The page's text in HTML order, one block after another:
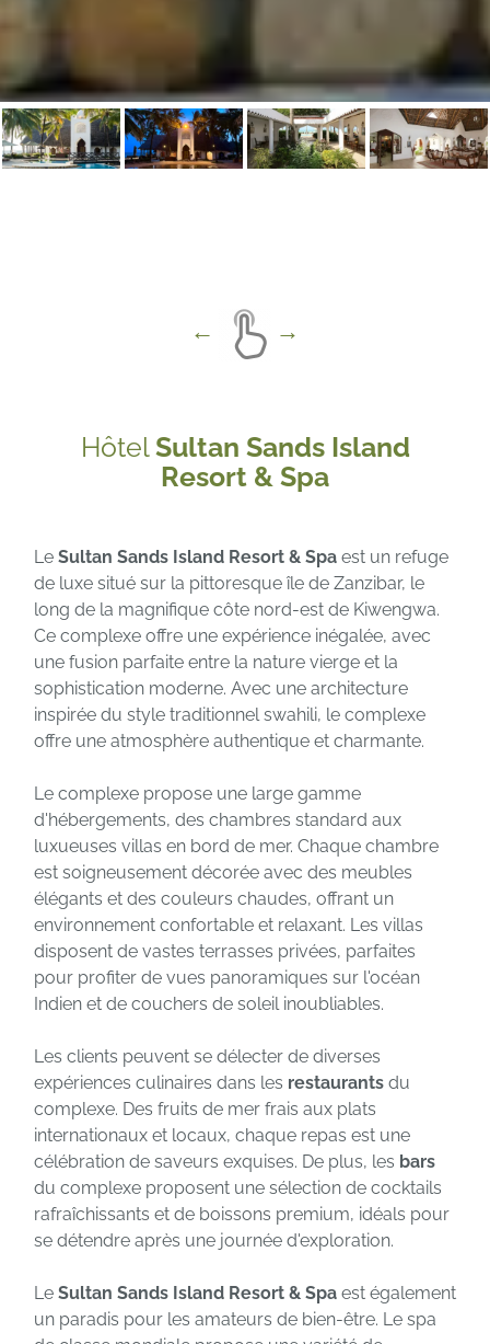
HôtelSultan Sands Island
Resort & Spa
Le Sultan Sands Island Resort & Spa est un refuge
de luxe situé sur la pittoresque île de Zanzibar, le
long de la magnifique côte nord-est de Kiwengwa.
Ce complexe offre une expérience inégalée, avec
une fusion parfaite entre la nature vierge et la
sophistication moderne. Avec une architecture
inspirée du style traditionnel swahili, le complexe
offre une atmosphère authentique et charmante.
Le complexe propose une large gamme
d'hébergements, des chambres standard aux
luxueuses villas en bord de mer. Chaque chambre
est soigneusement décorée avec des meubles
élégants et des couleurs chaudes, offrant un
environnement confortable et relaxant. Les villas
disposent de vastes terrasses privées, parfaites
pour profiter de vues panoramiques sur l'océan
Indien et de couchers de soleil inoubliables.
Les clients peuvent se délecter de diverses
expériences culinaires dans les restaurants du
complexe. Des fruits de mer frais aux plats
internationaux et locaux, chaque repas est une
célébration de saveurs exquises. De plus, les bars
du complexe proposent une sélection de cocktails
rafraîchissants et de boissons premium, idéals pour
se détendre après une journée d'exploration.
Le Sultan Sands Island Resort & Spa est également
un paradis pour les amateurs de bien-être. Le spa